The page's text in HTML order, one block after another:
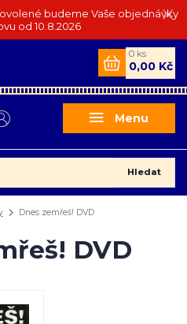
budeme Vaše objednávky
od 10.8.2026
Menu
Hledat
0 ks
0,00 Kč
Dnes zemřeš! DVD
DVD